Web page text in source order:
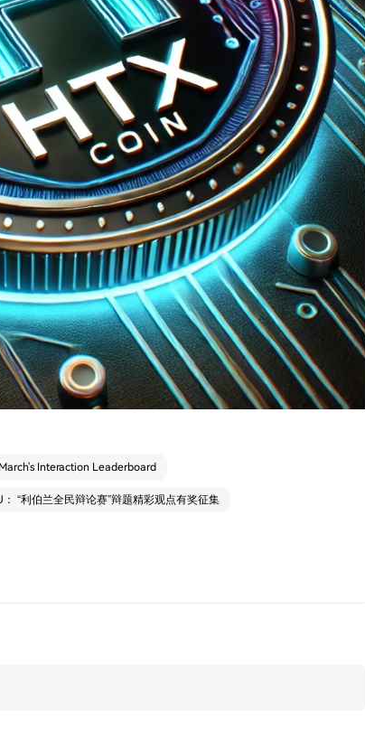
Interaction Leaderboard
： “利伯兰全民辩论赛”辩题精彩观点有奖征集